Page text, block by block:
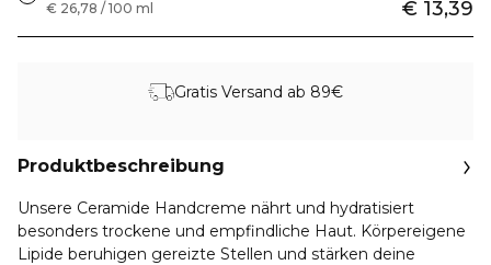
€ 13,39
€ 26,78 / 100 ml
Gratis Versand ab 89€
Produktbeschreibung
Unsere Ceramide Handcreme nährt und hydratisiert
besonders trockene und empfindliche Haut. Körpereigene
Lipide beruhigen gereizte Stellen und stärken deine